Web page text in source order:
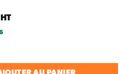
HT
Aile avant droite couleur Rouge